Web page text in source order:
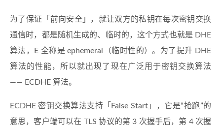
为了保证「前向安全」，就让双方的私钥在每次密钥交换
通信时，都是随机生成的、临时的，这个方式也就是 DHE
算法，E 全称是 ephemeral（临时性的）。为了提升 DHE
算法的性能，所以就出现了现在广泛用于密钥交换算法
—— ECDHE 算法。
ECDHE 密钥交换算法支持「False Start」，它是“抢跑”的
意思，客户端可以在 TLS 协议的第 3 次握手后，第 4 次握